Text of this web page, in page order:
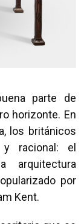
parte de
horizonte. En
los británicos
racional: el
arquitectura
por
Kent.